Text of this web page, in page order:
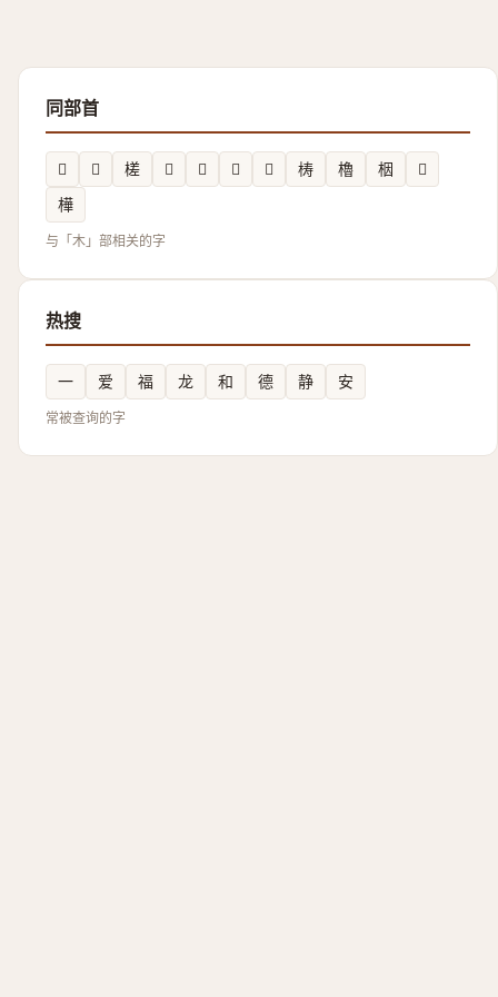
同部首
𪳧 𭪏 槎 𪳢 𣝝 𣏿 𪱲 梼 櫓 栶
𰗠
樺
与「木」部相关的字
热搜
一 爱 福 龙 和 德 静 安
常被查询的字